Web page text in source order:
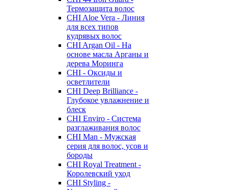
Термозащита волос
CHI Aloe Vera - Линия
для всех типов
кудрявых волос
CHI Argan Oil - На
основе масла Арганы и
дерева Моринга
CHI - Оксиды и
осветлители
CHI Deep Brilliance -
Глубокое увлажнение и
блеск
CHI Enviro - Система
разглаживания волос
CHI Man - Мужская
серия для волос, усов и
бороды
CHI Royal Treatment -
Королевский уход
CHI Styling -